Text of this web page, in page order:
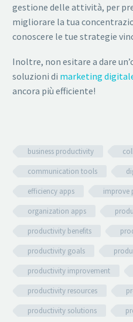
gestione delle attività, per
migliorare la tua
conoscere le tue strategie
Inoltre, non esitare a dare
soluzioni di marketing
ancora più efficiente!
business productivity
communication tools
efficiency apps
improve
organization apps
productivity benefits
productivity goals
productivity improvement
productivity resources
productivity solutions